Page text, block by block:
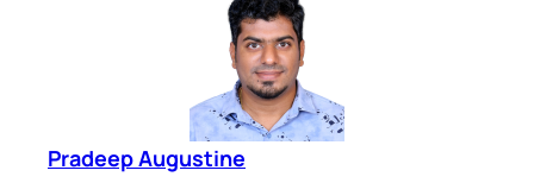
Pradeep Augustine